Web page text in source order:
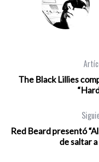
The Black Lillies
Red Beard presentó
de saltar